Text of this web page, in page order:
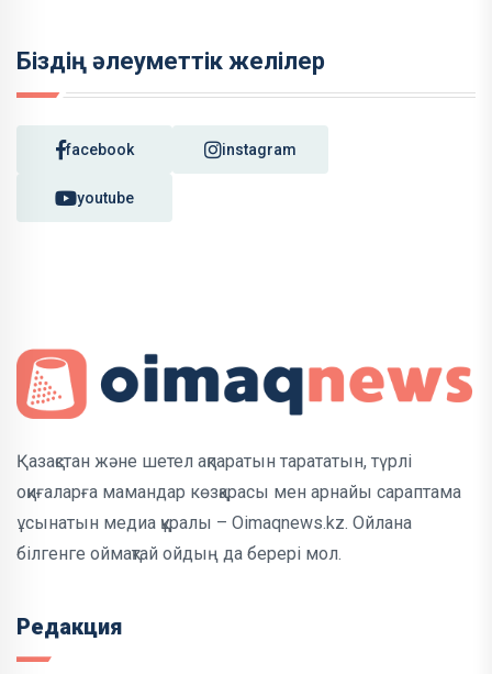
Біздің әлеуметтік желілер
facebook instagram
youtube
Қазақстан және шетел ақпаратын тарататын, түрлі
оқиғаларға мамандар көзқарасы мен арнайы сараптама
ұсынатын медиа құралы – Oimaqnews.kz. Ойлана
білгенге оймақтай ойдың да берері мол.
Редакция